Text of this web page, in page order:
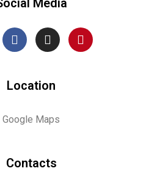
Media
Location
Google Maps
Contacts